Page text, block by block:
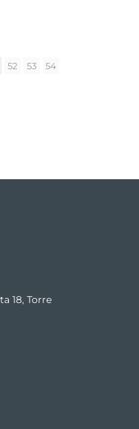
52 53 54
18, Torre